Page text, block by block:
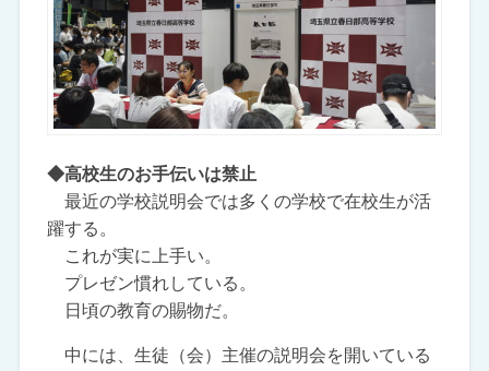
◆高校生のお手伝いは禁止
最近の学校説明会では多くの学校で在校生が活
躍する。
これが実に上手い。
プレゼン慣れしている。
日頃の教育の賜物だ。
中には、生徒（会）主催の説明会を開いている